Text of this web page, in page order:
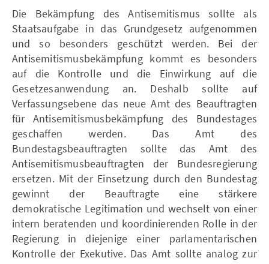
Die Bekämpfung des Antisemitismus sollte als
Staatsaufgabe in das Grundgesetz aufgenommen
und so besonders geschützt werden. Bei der
Antisemitismusbekämpfung kommt es besonders
auf die Kontrolle und die Einwirkung auf die
Gesetzesanwendung an. Deshalb sollte auf
Verfassungsebene das neue Amt des Beauftragten
für Antisemitismusbekämpfung des Bundestages
geschaffen werden. Das Amt des
Bundestagsbeauftragten sollte das Amt des
Antisemitismusbeauftragten der Bundesregierung
ersetzen. Mit der Einsetzung durch den Bundestag
gewinnt der Beauftragte eine stärkere
demokratische Legitimation und wechselt von einer
intern beratenden und koordinierenden Rolle in der
Regierung in diejenige einer parlamentarischen
Kontrolle der Exekutive. Das Amt sollte analog zur